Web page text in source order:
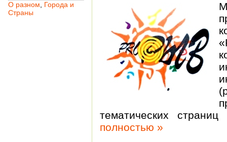
О разном
Города и
Страны
тематических
полностью »